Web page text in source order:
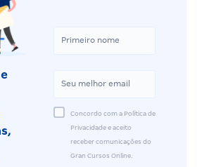
Concordo com a Política de
Privacidade e aceito
receber comunicações do
Gran Cursos Online.